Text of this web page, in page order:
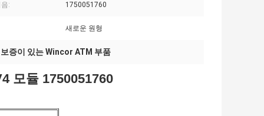
: 1750051760
새로운 원형
보증이 있는 Wincor ATM 부품
모듈 1750051760